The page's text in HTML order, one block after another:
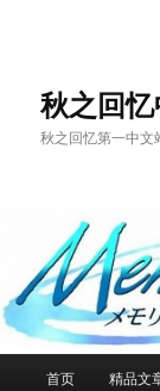
秋之回
秋之回忆第一中文
首页 精品文